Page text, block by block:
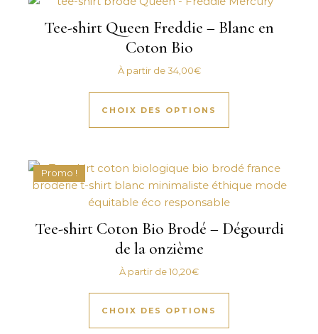
Tee-shirt Queen Freddie – Blanc en
Coton Bio
À partir de34,00€
CHOIX DES OPTIONS
Ce produit a
Promo !
Tee-shirt Coton Bio Brodé – Dégourdi
de la onzième
À partir de10,20€
CHOIX DES OPTIONS
Ce produit a